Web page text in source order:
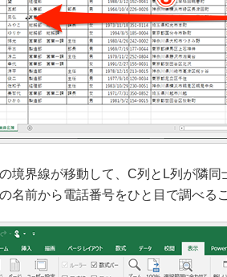
境界線が移動して、C列とL列が隣同
名前から電話番号をひと目で調べる